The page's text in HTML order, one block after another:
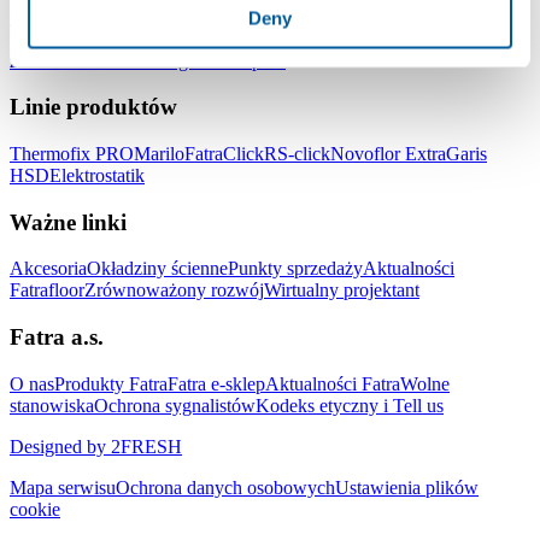
Deny
Podłogi do szkół i przedszkoli
zakwaterowania
Linie produktów
Thermofix PROMariloFatraClickRS-clickNovoflor ExtraGaris
HSDElektrostatik
Ważne linki
AkcesoriaOkładziny ściennePunkty sprzedażyAktualności
FatrafloorZrównoważony rozwójWirtualny projektant
Fatra a.s.
O nasProdukty FatraFatra e-sklepAktualności FatraWolne
stanowiskaOchrona sygnalistówKodeks etyczny i Tell us
Designed by 2FRESH
Mapa serwisuOchrona danych osobowychUstawienia plików
cookie